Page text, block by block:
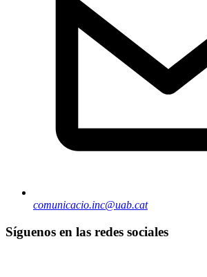
comunicacio.inc@uab.cat
Síguenos en las redes sociales